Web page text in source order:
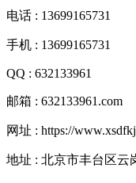
电话 : 13699165731
手机 : 13699165731
QQ : 632133961
邮箱 : 632133961.com
网址 : https://
地址 : 北京市丰台区云